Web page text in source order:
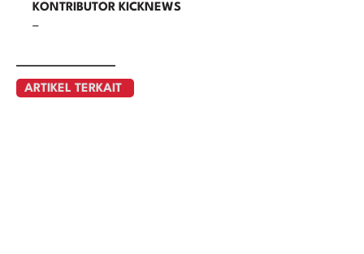
KONTRIBUTOR KICKNEWS
–
ARTIKEL TERKAIT